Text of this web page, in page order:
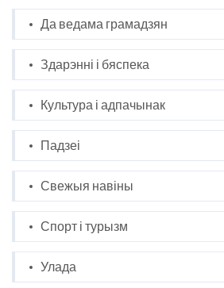
Да ведама грамадзян
Здарэнні і бяспека
Культура і адпачынак
Падзеі
Свежыя навіны
Спорт і турызм
Улада